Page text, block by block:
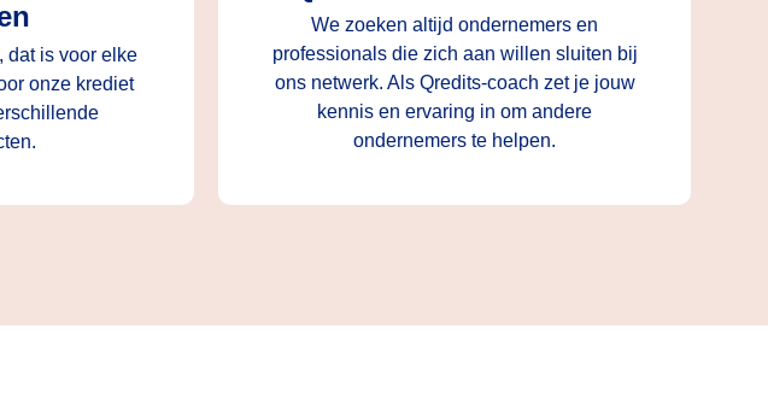
dat is voor elke
onze krediet
We zoeken altijd ondernemers en
professionals die zich aan willen sluiten bij
ons netwerk. Als Qredits-coach zet je jouw
kennis en ervaring in om andere
ondernemers te helpen.